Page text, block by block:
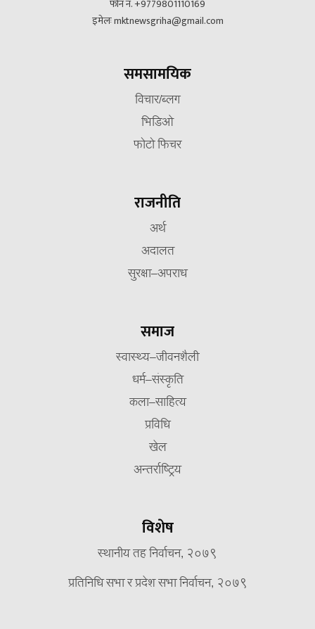
फोन नं. +9779801110169
इमेलः mktnewsgriha@gmail.com
समसामयिक
विचार/ब्लग
भिडिओ
फोटो फिचर
राजनीति
अर्थ
अदालत
सुरक्षा–अपराध
समाज
स्वास्थ्य–जीवनशैली
धर्म–संस्कृति
कला–साहित्य
प्रविधि
खेल
अन्तर्राष्ट्रिय
विशेष
स्थानीय तह निर्वाचन, २०७९
प्रतिनिधि सभा र प्रदेश सभा निर्वाचन, २०७९